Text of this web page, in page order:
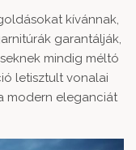
kívánnak,
garantálják,
mindig méltó
letisztult vonalai
modern eleganciát